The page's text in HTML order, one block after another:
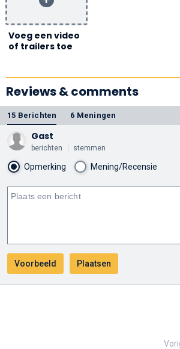
Voeg een video
of trailers toe
Reviews & comments
15 Berichten 6 Meningen
Gast
berichten stemmen
Opmerking Mening/Recensie